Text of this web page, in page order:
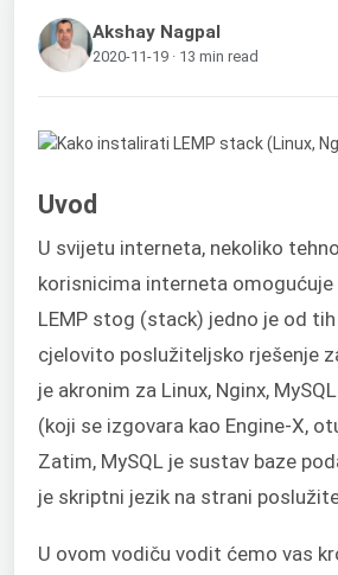
Akshay Nagpal
2020-11-19 · 13 min read
Uvod
U svijetu interneta, nekoliko
korisnicima interneta
LEMP stog (stack) jedno je od
cjelovito poslužiteljsko rješenje
je akronim za Linux, Nginx,
(koji se izgovara kao Engine-X,
Zatim, MySQL je sustav baze
je skriptni jezik na strani
U ovom vodiču vodit ćemo vas